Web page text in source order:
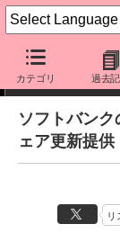
カテゴリ 過去
ニュース
ソフトバン
ェア更新提供
リ